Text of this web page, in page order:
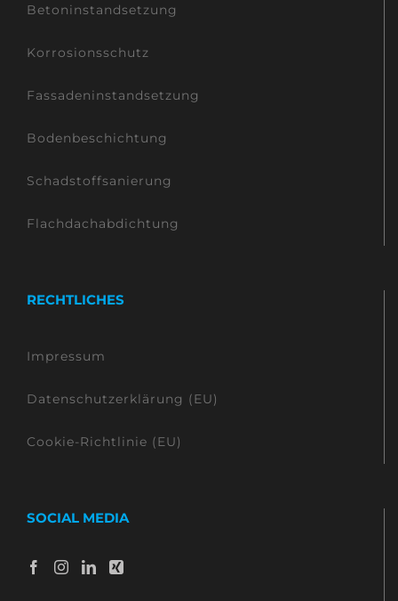
Betoninstandsetzung
Korrosionsschutz
Fassadeninstandsetzung
Bodenbeschichtung
Schadstoffsanierung
Flachdachabdichtung
RECHTLICHES
Impressum
Datenschutzerklärung (EU)
Cookie-Richtlinie (EU)
SOCIAL MEDIA